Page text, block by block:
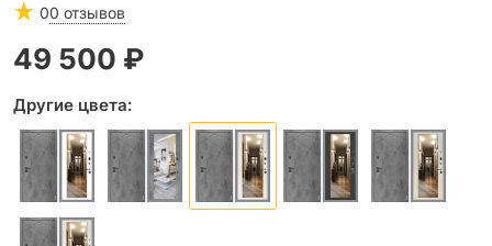
00 отзывов
49 500 ₽
Другие цвета: